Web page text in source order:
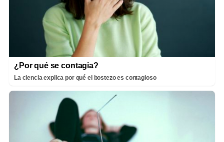
¿Por qué se contagia?
La ciencia explica por qué el bostezo es contagioso